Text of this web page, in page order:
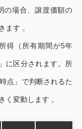
の場合、譲渡価額の
ます 。
得（所有期間が5年
に区分されます。所
点」で判断されるた
く変動します 。